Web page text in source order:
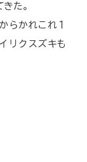
た。
らかれこれ１
リクスズキも